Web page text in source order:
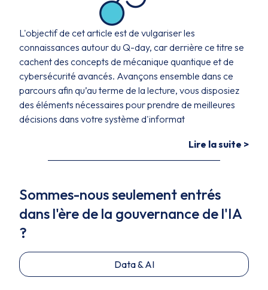
L'objectif de cet article est de vulgariser les
connaissances autour du Q-day, car derrière ce titre se
cachent des concepts de mécanique quantique et de
cybersécurité avancés. Avançons ensemble dans ce
parcours afin qu’au terme de la lecture, vous disposiez
des éléments nécessaires pour prendre de meilleures
décisions dans votre système d'informat
Lire la suite >
Sommes-nous seulement entrés
dans l'ère de la gouvernance de l'IA
?
Data & AI